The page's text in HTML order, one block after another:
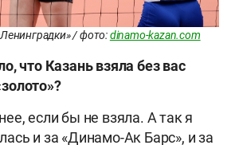
/ фото:dinamo-kazan.com
что Казань взяла без вас
если бы не взяла. А так я
и за «Динамо-Ак Барс», и за